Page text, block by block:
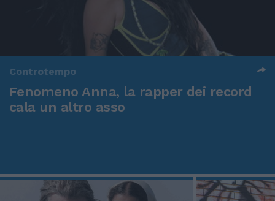
Controtempo
Fenomeno Anna, la rapper dei record
cala un altro asso